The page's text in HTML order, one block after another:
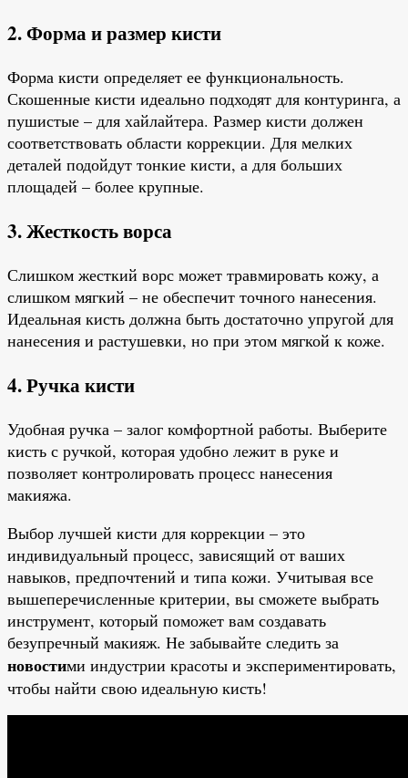
2. Форма и размер кисти
Форма кисти определяет ее функциональность.
Скошенные кисти идеально подходят для контуринга, а
пушистые – для хайлайтера. Размер кисти должен
соответствовать области коррекции. Для мелких
деталей подойдут тонкие кисти, а для больших
площадей – более крупные.
3. Жесткость ворса
Слишком жесткий ворс может травмировать кожу, а
слишком мягкий – не обеспечит точного нанесения.
Идеальная кисть должна быть достаточно упругой для
нанесения и растушевки, но при этом мягкой к коже.
4. Ручка кисти
Удобная ручка – залог комфортной работы. Выберите
кисть с ручкой, которая удобно лежит в руке и
позволяет контролировать процесс нанесения
макияжа.
Выбор лучшей кисти для коррекции – это
индивидуальный процесс, зависящий от ваших
навыков, предпочтений и типа кожи. Учитывая все
вышеперечисленные критерии, вы сможете выбрать
инструмент, который поможет вам создавать
безупречный макияж. Не забывайте следить за
новостими индустрии красоты и экспериментировать,
чтобы найти свою идеальную кисть!